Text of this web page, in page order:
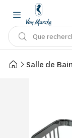
Que
Salle de